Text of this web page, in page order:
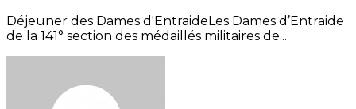
Déjeuner des Dames d'EntraideLes Dames d’Entraide
de la 141° section des médaillés militaires de...